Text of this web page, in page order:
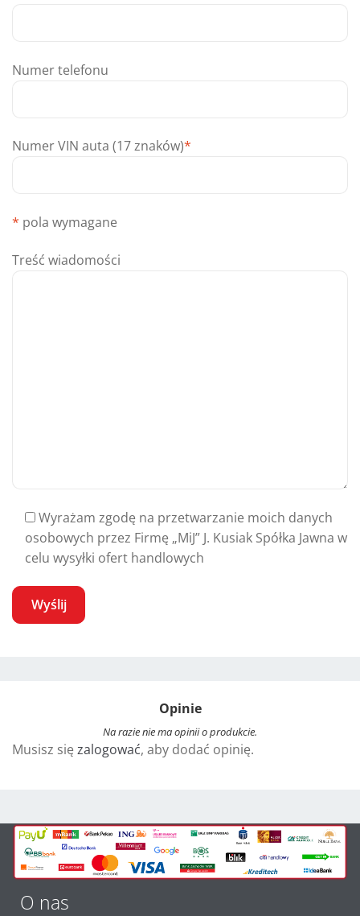
Numer telefonu
Numer VIN auta (17 znaków)*
* pola wymagane
Treść wiadomości
Wyrażam zgodę na przetwarzanie moich danych
osobowych przez Firmę „MiJ” J. Kusiak Spółka Jawna w
celu wysyłki ofert handlowych
n
v
:
Opinie
Na razie nie ma opinii o produkcie.
Musisz się zalogować, aby dodać opinię.
O nas